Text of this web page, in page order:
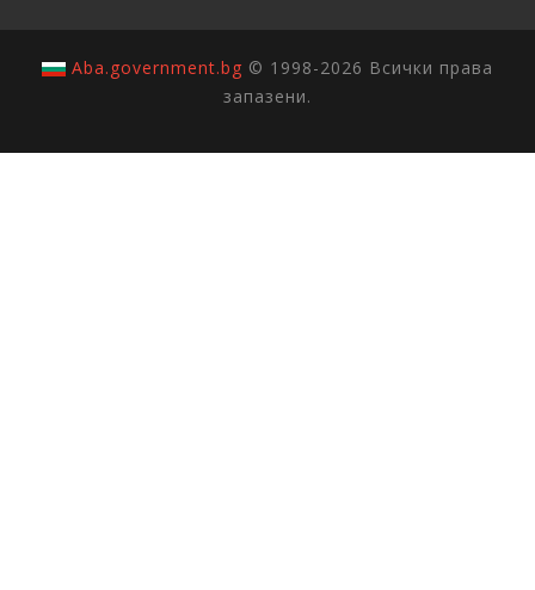
Aba.government.bg © 1998-2026 Всички права
запазени.